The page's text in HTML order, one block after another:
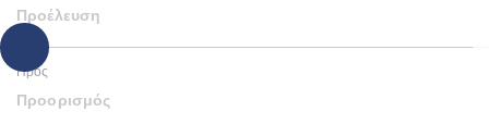
Προέλευση
Προς
Προορισμός